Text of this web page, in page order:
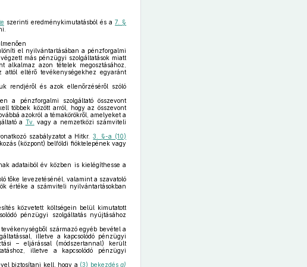
szerinti eredménykimutatásból és a7. §
el nyilvántartásában a pénzforgalmi
más pénzügyi szolgáltatások miatt
alkalmaz azon tételek megosztásához,
attól eltérő tevékenységekhez egyaránt
rendjéről és azok ellenőrzéséről szóló
a pénzforgalmi szolgáltató összevont
többek között arról, hogy az összevont
azokról a témakörökről, amelyeket a
a Tv. vagy a nemzetközi számviteli
szabályzatot a Hitkr.3. §-a (10)
(központ) belföldi fióktelepének vagy
adataiból év közben is kielégíthesse a
tőke levezetésénél, valamint a szavatoló
értéke a számviteli nyilvántartásokban
közvetett költségein belül kimutatott
pénzügyi szolgáltatás nyújtásához
származó egyéb bevétel a
illetve a kapcsolódó pénzügyi
– eljárással (módszertannal) került
illetve a kapcsolódó pénzügyi
biztosítani kell, hogy a (3) bekezdésa)